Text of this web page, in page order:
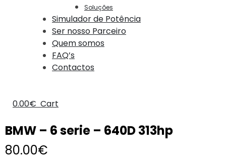
Soluções
Simulador de Potência
Ser nosso Parceiro
Quem somos
FAQ’s
Contactos
0.00€ Cart
BMW – 6 serie – 640D 313hp
80.00€